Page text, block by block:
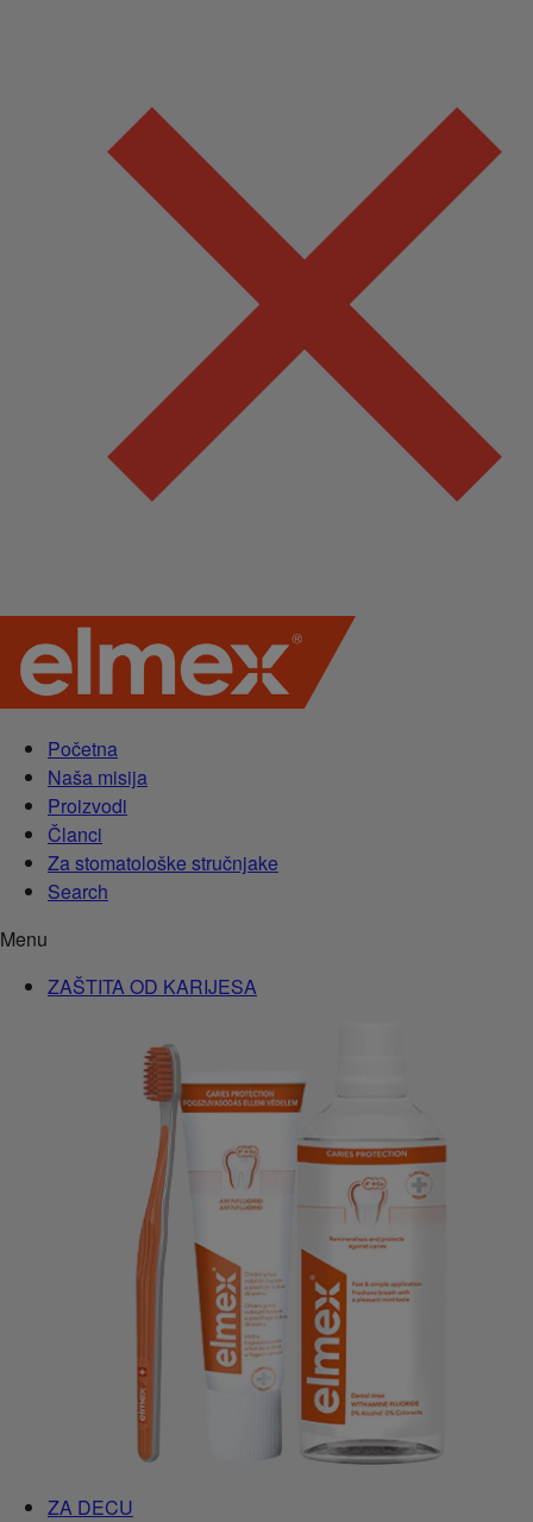
Početna
Naša misija
Proizvodi
Članci
Za stomatološke stručnjake
Search
Menu
ZAŠTITA OD KARIJESA
ZA DECU